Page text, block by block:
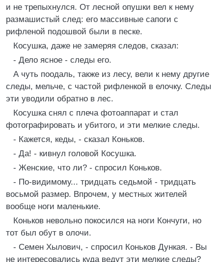
и не трепыхнулся. От лесной опушки вел к нему
размашистый след: его массивные сапоги с
рифленой подошвой были в песке.
Косушка, даже не замеряя следов, сказал:
- Дело ясное - следы его.
А чуть поодаль, также из лесу, вели к нему другие
следы, мельче, с частой рифленкой в елочку. Следы
эти уводили обратно в лес.
Косушка снял с плеча фотоаппарат и стал
фотографировать и убитого, и эти мелкие следы.
- Кажется, кеды, - сказал Коньков.
- Да! - кивнул головой Косушка.
- Женские, что ли? - спросил Коньков.
- По-видимому... тридцать седьмой - тридцать
восьмой размер. Впрочем, у местных жителей
вообще ноги маленькие.
Коньков невольно покосился на ноги Кончуги, но
тот был обут в олочи.
- Семен Хылович, - спросил Коньков Дункая. - Вы
не интересовались куда ведут эти мелкие следы?